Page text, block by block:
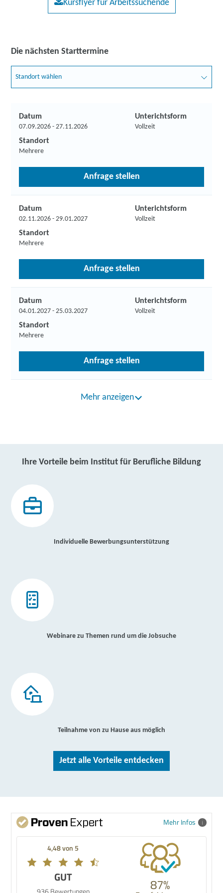
Kursflyer für Arbeitssuchende
Die nächsten Starttermine
Standort wählen
Datum
07.09.2026 - 27.11.2026
Unterichtsform
Vollzeit
Standort
Mehrere
Anfrage stellen
Datum
02.11.2026 - 29.01.2027
Unterichtsform
Vollzeit
Standort
Mehrere
Anfrage stellen
Datum
04.01.2027 - 25.03.2027
Unterichtsform
Vollzeit
Standort
Mehrere
Anfrage stellen
Mehr anzeigen
Ihre Vorteile beim Institut für Berufliche Bildung
Individuelle Bewerbungsunterstützung
Webinare zu Themen rund um die Jobsuche
Teilnahme von zu Hause aus möglich
Jetzt alle Vorteile entdecken
Mehr Infos
4,48 von 5
GUT 87%